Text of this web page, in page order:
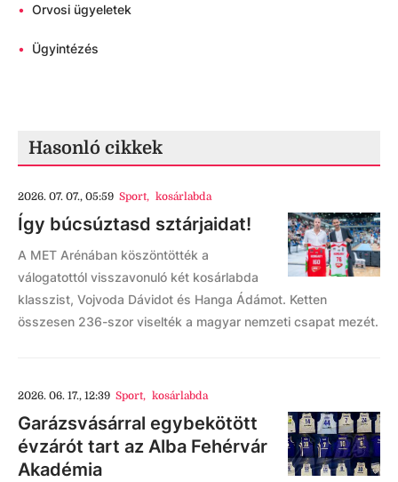
• Orvosi ügyeletek
• Ügyintézés
Hasonló cikkek
2026. 07. 07., 05:59 Sport, kosárlabda
Így búcsúztasd sztárjaidat!
A MET Arénában köszöntötték a
válogatottól visszavonuló két kosárlabda
klasszist, Vojvoda Dávidot és Hanga Ádámot. Ketten
összesen 236-szor viselték a magyar nemzeti csapat mezét.
2026. 06. 17., 12:39 Sport, kosárlabda
Garázsvásárral egybekötött
évzárót tart az Alba Fehérvár
Akadémia